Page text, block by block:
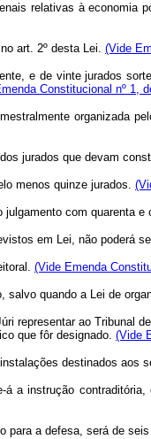
relativas à economia
art. 2º desta Lei. (Vide
e de vinte jurados
Constitucional nº 1,
organizada
jurados que devam
menos quinze jurados.
com quarenta
em Lei, não poderá
(Vide Emenda
quando a Lei de
representar ao
que fôr designado. (Vide
destinados aos
a instrução
a defesa, será de seis